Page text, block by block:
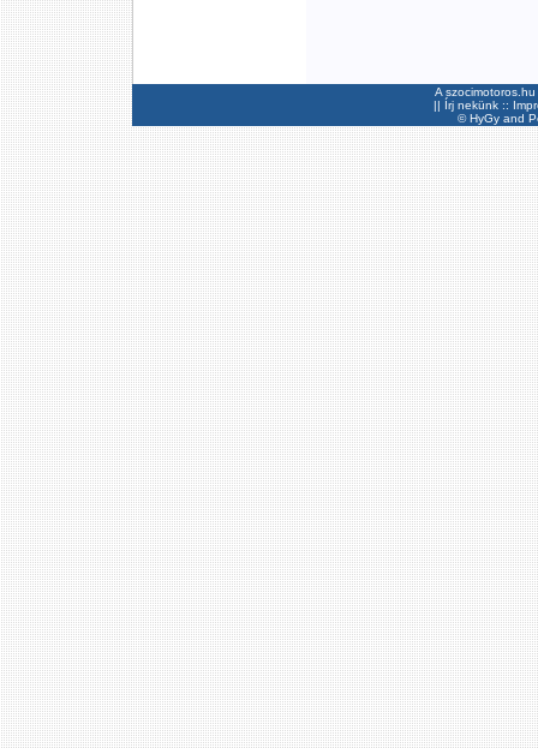
A
|| Írj nekünk ::
©HyGyand